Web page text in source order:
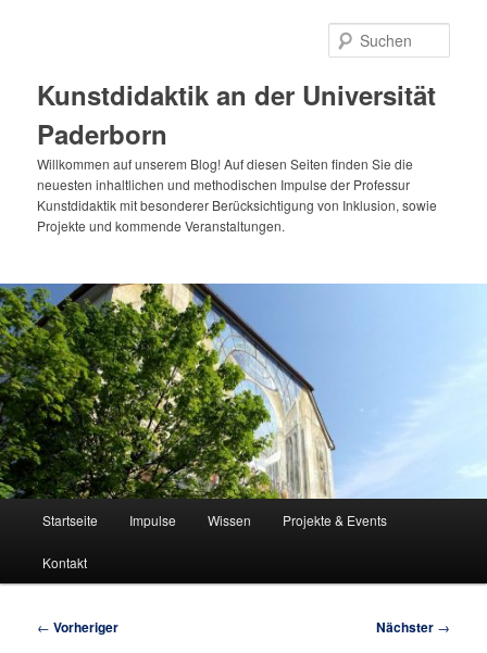
Kunstdidaktik an der Universität
Paderborn
Willkommen auf unserem Blog! Auf diesen Seiten finden Sie die
neuesten inhaltlichen und methodischen Impulse der Professur
Kunstdidaktik mit besonderer Berücksichtigung von Inklusion, sowie
Projekte und kommende Veranstaltungen.
Startseite Impulse Wissen Projekte & Events
Kontakt
Beitragsnavigation
← Vorheriger Nächster →